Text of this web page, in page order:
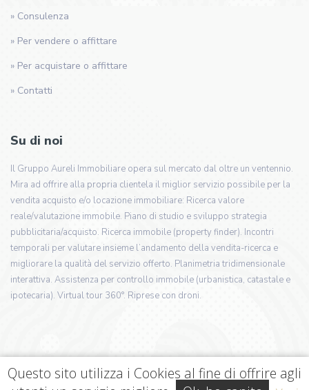
» Consulenza
» Per vendere o affittare
» Per acquistare o affittare
» Contatti
Su di noi
Il Gruppo Aureli Immobiliare opera sul mercato dal oltre un ventennio.
Mira ad offrire alla propria clientela il miglior servizio possibile per la
vendita acquisto e/o locazione immobiliare: Ricerca valore
reale/valutazione immobile. Piano di studio e sviluppo strategia
pubblicitaria/acquisto. Ricerca immobile (property finder). Incontri
temporali per valutare insieme l’andamento della vendita-ricerca e
migliorare la qualità del servizio offerto. Planimetria tridimensionale
interattiva. Assistenza per controllo immobile (urbanistica, catastale e
ipotecaria). Virtual tour 360°. Riprese con droni.
Questo sito utilizza i Cookies al fine di offrire agli